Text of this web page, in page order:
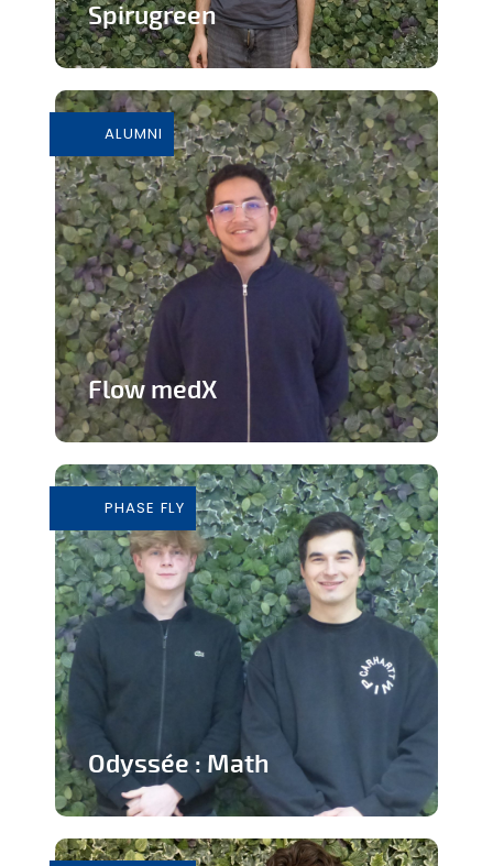
Spirugreen
En savoir plus
ALUMNI
Flow medX
concours de médecine
En savoir plus
PHASE FLY
Odyssée : Math
apprendre les mathématiques